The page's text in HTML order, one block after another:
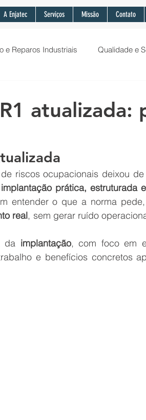
A Enjatec Serviços Missão Contato
e Reparos Industriais Qualidade e
atualizada:
riscos ocupacionais deixou
implantação prática, estruturada
entender o que a norma
real, sem gerar ruído
da implantação, com foco em
e benefícios concretos